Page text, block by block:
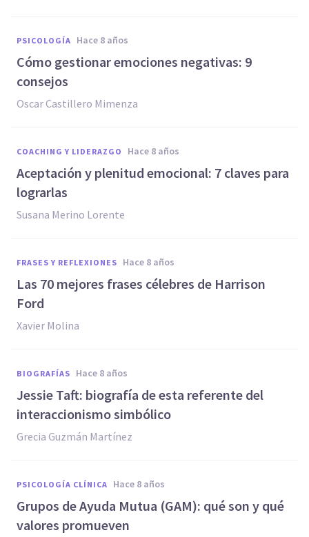
PSICOLOGÍA hace 8 años
Cómo gestionar emociones negativas: 9
consejos
Oscar Castillero Mimenza
COACHING Y LIDERAZGO hace 8 años
Aceptación y plenitud emocional: 7 claves para
lograrlas
Susana Merino Lorente
FRASES Y REFLEXIONES hace 8 años
Las 70 mejores frases célebres de Harrison
Ford
Xavier Molina
BIOGRAFÍAS hace 8 años
Jessie Taft: biografía de esta referente del
interaccionismo simbólico
Grecia Guzmán Martínez
PSICOLOGÍA CLÍNICA hace 8 años
Grupos de Ayuda Mutua (GAM): qué son y qué
valores promueven